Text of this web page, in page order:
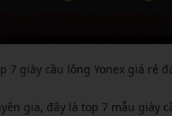
7 giày cầu lông Yonex giá rẻ
gia, đây là top 7 mẫu giày